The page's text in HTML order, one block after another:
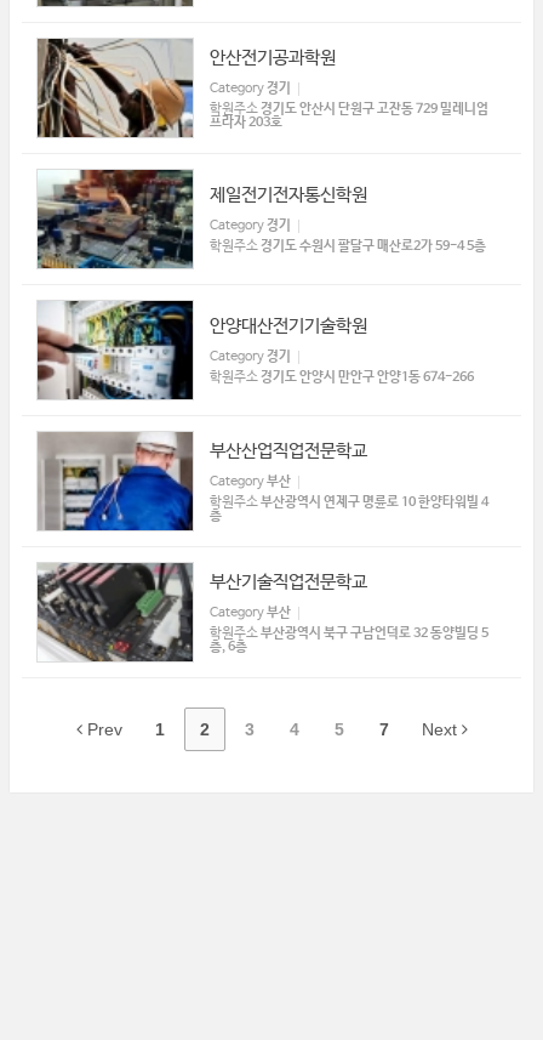
안산전기공과학원
Category경기
학원주소경기도 안산시 단원구 고잔동 729 밀레니엄
프라자 203호
제일전기전자통신학원
Category경기
학원주소경기도 수원시 팔달구 매산로2가 59-4 5층
안양대산전기기술학원
Category경기
학원주소경기도 안양시 만안구 안양1동 674-266
부산산업직업전문학교
Category부산
학원주소부산광역시 연제구 명륜로 10 한양타워빌 4
층
부산기술직업전문학교
Category부산
학원주소부산광역시 북구 구남언덕로 32 동양빌딩 5
층, 6층
Prev 1 2 3 4 5 7 Next